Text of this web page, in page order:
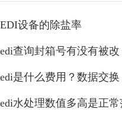
EDI设备的除盐率
edi查询封箱号有没有被改
edi是什么费用？数据交换
edi水处理数值多高是正常